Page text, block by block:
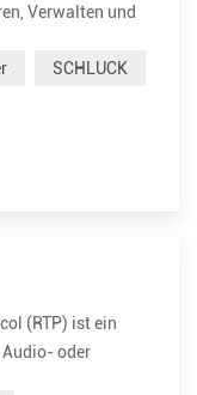
Verwalten und
ist eine Methode
VoIP-
SCHLUCK
(RTP) ist ein
oder